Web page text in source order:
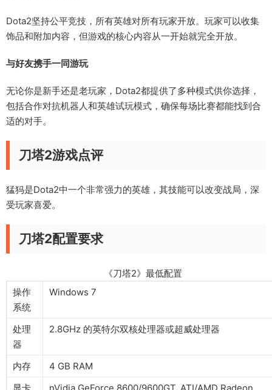
Dota2坚持公平竞技，所有英雄对所有玩家开放。玩家可以收集
饰品和附加内容，但游戏的核心内容从一开始就完全开放。
与好友携手一同游玩
无论你是新手还是老玩家，Dota2都提供了多种模式供你选择，
包括合作对抗机器人和英雄试玩模式，确保每场比赛都能找到合
适的对手。
刀塔2游戏点评
猛犸是Dota2中一个非常强力的英雄，其技能可以改变战局，深
受玩家喜爱。
刀塔2配置要求
《刀塔2》最低配置
操作
系统
Windows 7
处理
器
2.8GHz 的英特尔双核处理器或超威处理器
内存
4 GB RAM